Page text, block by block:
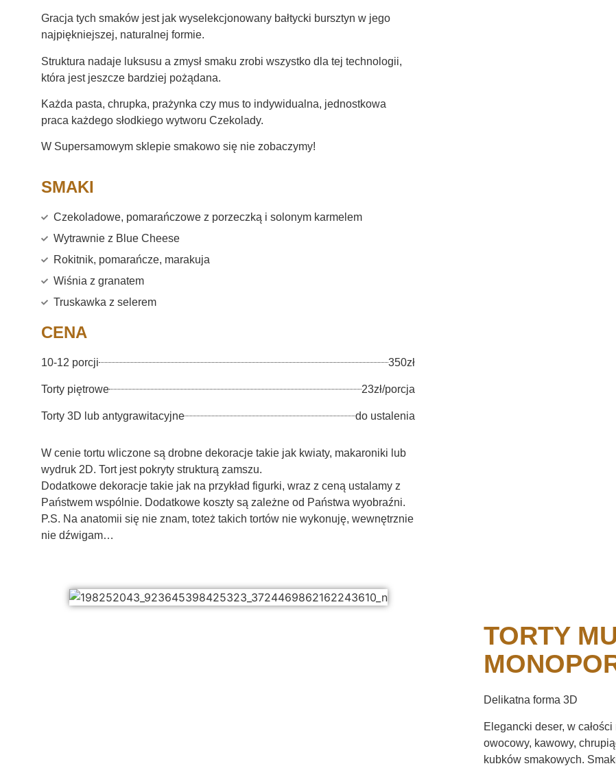
Gracja tych smaków jest jak wyselekcjonowany bałtycki bursztyn w jego
najpiękniejszej, naturalnej formie.
Struktura nadaje luksusu a zmysł smaku zrobi wszystko dla tej technologii,
która jest jeszcze bardziej pożądana.
Każda pasta, chrupka, prażynka czy mus to indywidualna, jednostkowa
praca każdego słodkiego wytworu Czekolady.
W Supersamowym sklepie smakowo się nie zobaczymy!
SMAKI
Czekoladowe, pomarańczowe z porzeczką i solonym karmelem
Wytrawnie z Blue Cheese
Rokitnik, pomarańcze, marakuja
Wiśnia z granatem
Truskawka z selerem
CENA
10-12 porcji 350zł
Torty piętrowe 23zł/porcja
Torty 3D lub antygrawitacyjne do ustalenia
W cenie tortu wliczone są drobne dekoracje takie jak kwiaty, makaroniki lub
wydruk 2D. Tort jest pokryty strukturą zamszu.
Dodatkowe dekoracje takie jak na przykład figurki, wraz z ceną ustalamy z
Państwem wspólnie. Dodatkowe koszty są zależne od Państwa wyobraźni.
P.S. Na anatomii się nie znam, toteż takich tortów nie wykonuję, wewnętrznie
nie dźwigam…
TORTY
Delikatna forma 3D
Elegancki deser, w
owocowy, kawowy,
kubków smakowych.